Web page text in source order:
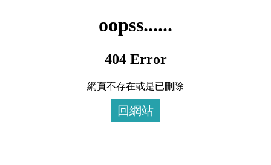
oopss......
404 Error
網頁不存在或是已刪除
回網站